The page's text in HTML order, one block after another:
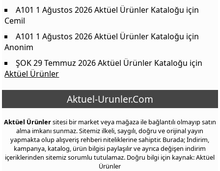
A101 1 Ağustos 2026 Aktüel Ürünler Kataloğu için
Cemil
A101 1 Ağustos 2026 Aktüel Ürünler Kataloğu için
Anonim
ŞOK 29 Temmuz 2026 Aktüel Ürünler Kataloğu için
Aktüel Ürünler
Aktuel-Urunler.Com
Aktüel Ürünlersitesi bir market veya mağaza ile bağlantılı olmayıp satın
alma imkanı sunmaz. Sitemiz ilkeli, saygılı, doğru ve orijinal yayın
yapmakta olup alışveriş rehberi niteliklerine sahiptir. Burada; İndirim,
kampanya, katalog, ürün bilgisi paylaşılır ve ayrıca değişen indirim
içeriklerinden sitemiz sorumlu tutulamaz. Doğru bilgi için kaynak: Aktüel
Ürünler